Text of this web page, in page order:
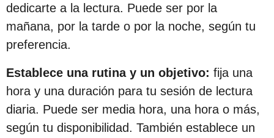
dedicarte a la lectura. Puede ser por la
mañana, por la tarde o por la noche, según tu
preferencia.
Establece una rutina y un objetivo: fija una
hora y una duración para tu sesión de lectura
diaria. Puede ser media hora, una hora o más,
según tu disponibilidad. También establece un